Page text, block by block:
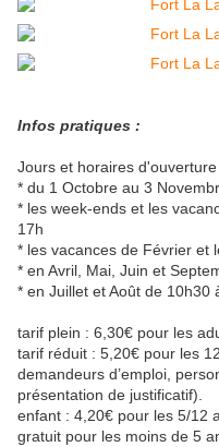
Infos pratiques :
Jours et horaires
* du 1 Octobre au 3
* les week-ends et les
17h
* les vacances de Février et
* en Avril, Mai, Juin et
* en Juillet et Août de 10h30
tarif plein : 6,30€ pour les
tarif réduit : 5,20€ pour les
demandeurs d’emploi,
présentation de justificatif).
enfant : 4,20€ pour les 5/12
gratuit pour les moins de 5